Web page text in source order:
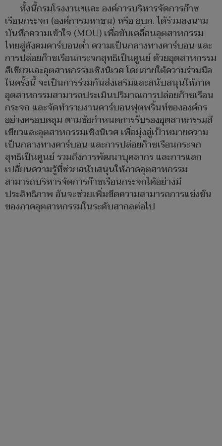
ทั้งนี้กรมโรงงานฯและ องค์การบริหารจัดการก๊าซ
เรือนกระจก (องค์การมหาชน) หรือ อบก. ได้ร่วมลงนาม
บันทึกความเข้าใจ (MOU) เพื่อขับเคลื่อนอุตสาหกรรม
ไทยสู่สังคมคาร์บอนต่ำ ความเป็นกลางทางคาร์บอน และ
การปล่อยก๊าซเรือนกระจกสุทธิเป็นศูนย์ ด้วยอุตสาหกรรม
สีเขียวและอุตสาหกรรมเชิงนิเวศ โดยภายใต้ความร่วมมือ
ในครั้งนี้ จะเป็นการร่วมกันส่งเสริมและสนับสนุนให้ภาค
อุตสาหกรรมสามารถประเมินปริมาณการปล่อยก๊าซเรือน
กระจก และจัดทำรายงานคาร์บอนฟุตพริ้นท์ขององค์กร
อย่างครอบคลุม ตามข้อกำหนดการรับรองอุตสาหกรรมสี
เขียวและอุตสาหกรรมเชิงนิเวศ เพื่อมุ่งสู่เป้าหมายความ
เป็นกลางทางคาร์บอน และการปล่อยก๊าซเรือนกระจก
สุทธิเป็นศูนย์ รวมถึงการพัฒนาบุคลากร และการแลก
เปลี่ยนความรู้ที่ช่วยสนับสนุนให้ภาคอุตสาหกรรม
สามารถบริหารจัดการก๊าซเรือนกระจกได้อย่างมี
ประสิทธิภาพ อันจะช่วยเพิ่มขีดความสามารถการแข่งขัน
ของภาคอุตสาหกรรมในระดับสากลต่อไป